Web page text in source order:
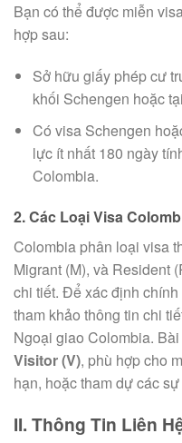
Bạn có thể được miễn
hợp sau:
Sở hữu giấy phép cư
khối Schengen hoặc
Có visa Schengen
lực ít nhất 180 ngày
Colombia.
2. Các Loại Visa
Colombia phân loại visa
Migrant (M), và Resident
chi tiết. Để xác định
tham khảo thông tin chi
Ngoại giao Colombia.
Visitor (V), phù hợp cho
hạn, hoặc tham dự các
II. Thông Tin Liên